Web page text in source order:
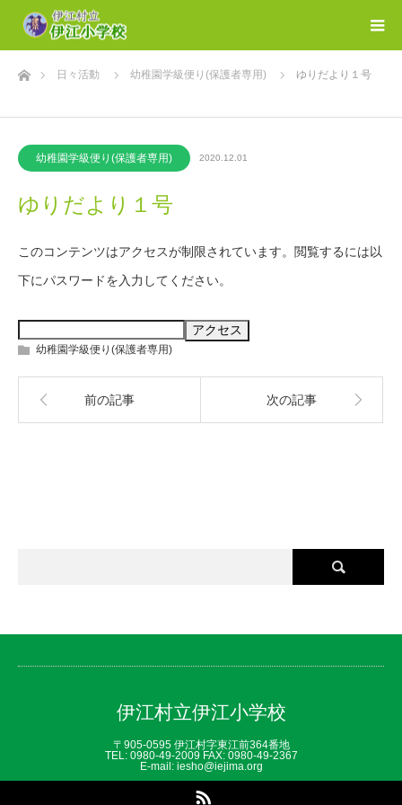
ホーム日々活動 幼稚園学級便り(保護者専用) ゆりだより１号
幼稚園学級便り(保護者専用) 2020.12.01
ゆりだより１号
このコンテンツはアクセスが制限されています。閲覧するには以
下にパスワードを入力してください。
幼稚園学級便り(保護者専用)
前の記事 次の記事
伊江村立伊江小学校
〒905-0595 伊江村字東江前364番地
TEL: 0980‐49‐2009 FAX: 0980‐49‐2367
E-mail: iesho@iejima.org